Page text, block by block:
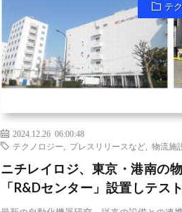
テ
2024.12.26 06:00:48
テクノロジー
プレスリリースなど ,物流施
ニチレイロジ、東京・港南の
「R&Dセンター」設置しテス